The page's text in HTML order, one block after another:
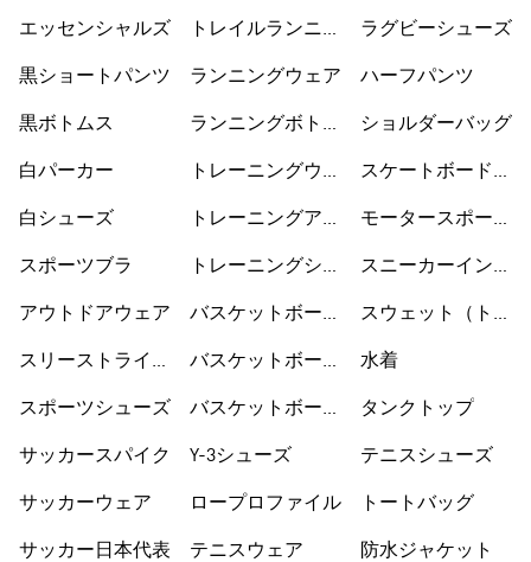
エッセンシャルズ
黒ショートパンツ
黒ボトムス
白パーカー
白シューズ
スポーツブラ
アウトドアウェア
スリーストライプ
スポーツシューズ
サッカースパイク
サッカーウェア
サッカー日本代表
トレイルランニン
ランニングウェア
ランニングボトム
トレーニングウェ
トレーニングアク
トレーニングシュ
バスケットボール
バスケットボール
バスケットボール
Y-3シューズ
ロープロファイル
テニスウェア
ラグビーシューズ
ハーフパンツ
ショルダーバッグ
スケートボードシ
モータースポーツ
スニーカーインソ
スウェット（トレ
水着
タンクトップ
テニスシューズ
トートバッグ
防水ジャケット